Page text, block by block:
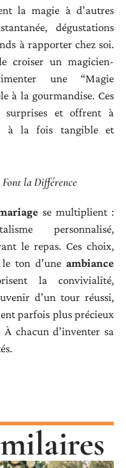
la magie à d’autres
dégustations
à rapporter chez soi.
croiser un magicien-
une “Magie
à la gourmandise. Ces
surprises et offrent à
à la fois tangible et
Font la Différence
se multiplient :
personnalisé,
le repas. Ces choix,
ton d’une ambiance
la convivialité,
d’un tour réussi,
parfois plus précieux
chacun d’inventer sa